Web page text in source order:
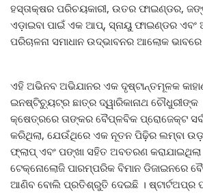
ହସ୍ତାକ୍ଷର ପରିଚୟକାରୀ, ଉତର ଫାଇଣ୍ଡର,
ଏଡ଼ାଇବା ପାଇଁ ଏକ ଆପ୍‌, ସ୍ନାୟୁ ଫାଇଣ୍ଡର ଏବଂ
ପରିଚାଳନା ସମାଧାନ ଉଦ୍ଭାବନର ଆଲୋକ
ଏହି ଅଭିନବ ଅଭିଯାନର ଏକ ଦୃଷ୍ଟାନ୍ତମୂଳକ
ଇନଷ୍ଟିଚ୍ୟୁଟ୍‌ର ଛାତ୍ର ଦ୍ୱାରିକାନାଥ ଚୌଧୁରୀଙ୍କ
କ୍ଷେତ୍ରରେ ତାଙ୍କର ବୈପ୍ଳବିକ ପ୍ରୋଜେକ୍ଟ
କରିଥିଲା, ଯେଉଁଥିରେ ଏକ ନୂତନ ପିଢ଼ିର ଲମ୍ବା
ଫ୍ଲାପ୍ ଏବଂ ପଙ୍ଖା ସହିତ ଅବତରଣ କରାଯାଇଥିଲା
ଟେକ୍ନୋଲୋଜି ପାରମ୍ପରିକ ବିମାନ ଡିଜାଇନରେ
ଆଣିବ ବୋଲି ପ୍ରତିଶ୍ରୁତି ଦେଇଛି । ଷ୍ଟାର୍ଟଅପ୍‌ର